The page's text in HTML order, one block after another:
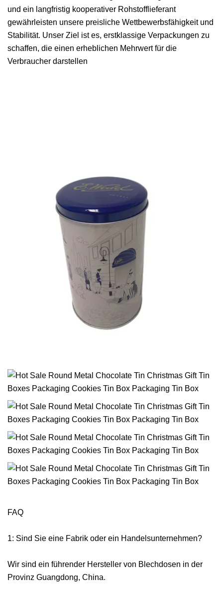
und ein langfristig kooperativer Rohstofflieferant
gewährleisten unsere preisliche Wettbewerbsfähigkeit und
Stabilität. Unser Ziel ist es, erstklassige Verpackungen zu
schaffen, die einen erheblichen Mehrwert für die
Verbraucher darstellen
FAQ
1: Sind Sie eine Fabrik oder ein Handelsunternehmen?
Wir sind ein führender Hersteller von Blechdosen in der
Provinz Guangdong, China.